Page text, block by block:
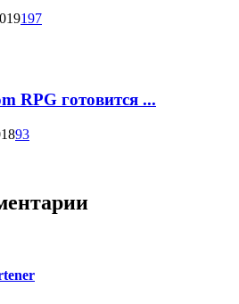
197
RPG готовится ...
93